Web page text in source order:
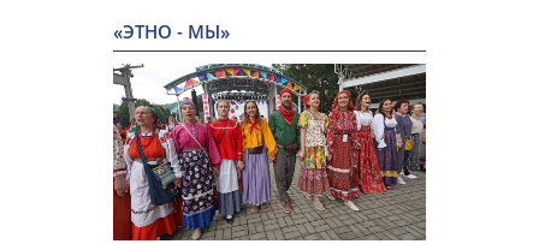
«ЭТНО - МЫ»